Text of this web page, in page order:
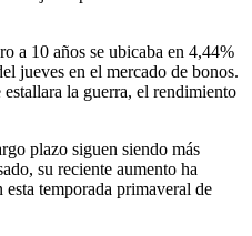
a 10 años se ubicaba en 4,44%
jueves en el mercado de bonos.
la guerra, el rendimiento
plazo siguen siendo más
su reciente aumento ha
temporada primaveral de